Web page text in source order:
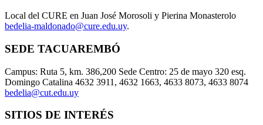
Local del CURE en Juan José Morosoli y Pierina Monasterolo
bedelia-maldonado@cure.edu.uy.
SEDE TACUAREMBÓ
Campus: Ruta 5, km. 386,200 Sede Centro: 25 de mayo 320 esq.
Domingo Catalina 4632 3911, 4632 1663, 4633 8073, 4633 8074
bedelia@cut.edu.uy
SITIOS DE INTERÉS